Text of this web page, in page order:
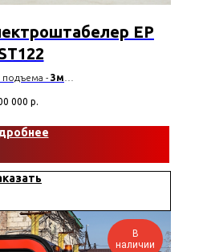
EP
подъема - 3м
2W300 Дуплекс
000 р.
В
наличии